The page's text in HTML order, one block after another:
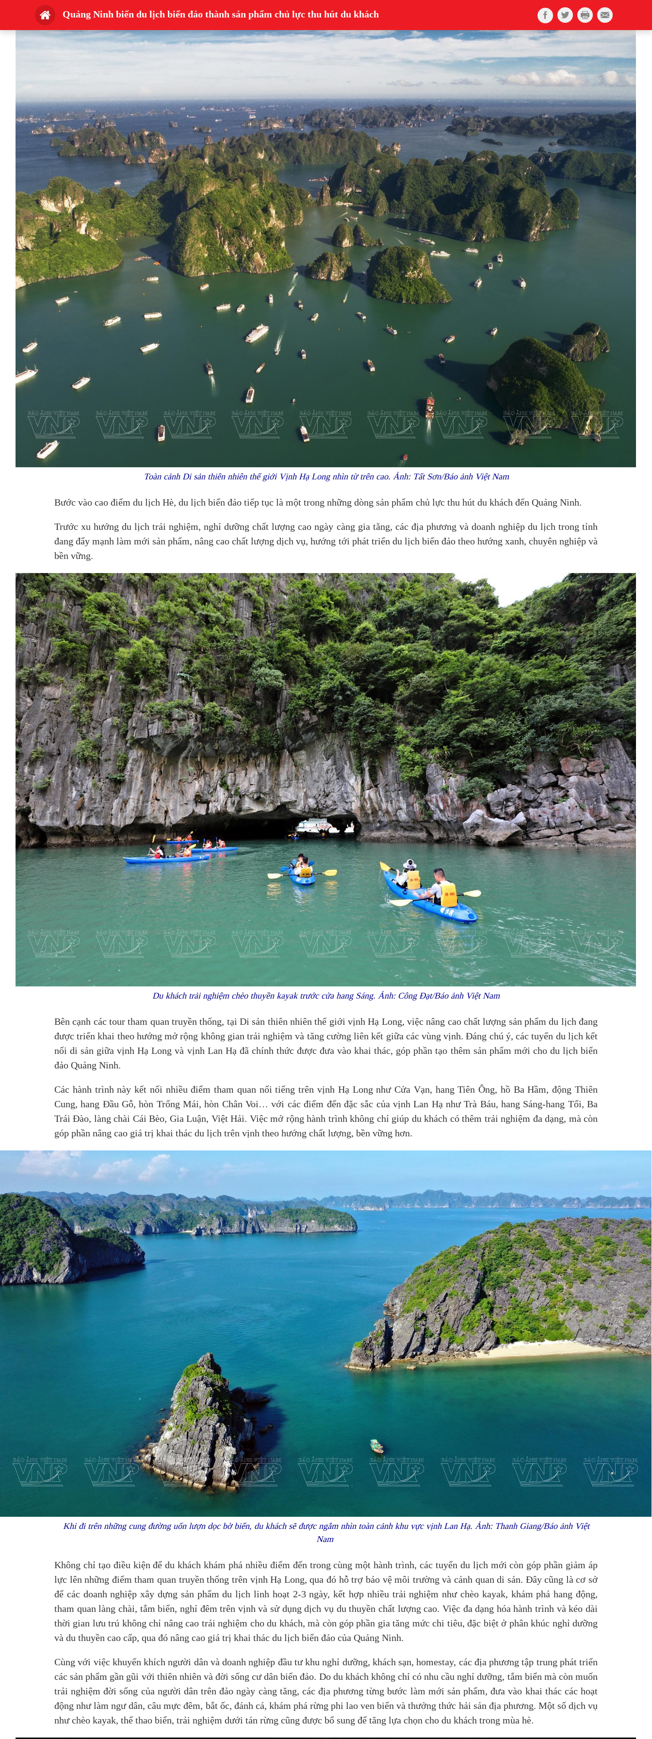
Quảng Ninh biến du lịch biển đảo thành sản phẩm chủ lực thu hút du khách
Toàn cảnh Di sản thiên nhiên thế giới Vịnh Hạ Long nhìn từ trên cao. Ảnh: Tất Sơn/Báo ảnh Việt Nam
Bước vào cao điểm du lịch Hè, du lịch biển đảo tiếp tục là một trong những dòng sản phẩm chủ lực thu hút du khách đến Quảng Ninh.
Trước xu hướng du lịch trải nghiệm, nghỉ dưỡng chất lượng cao ngày càng gia tăng, các địa phương và doanh nghiệp du lịch trong tỉnh
đang đẩy mạnh làm mới sản phẩm, nâng cao chất lượng dịch vụ, hướng tới phát triển du lịch biển đảo theo hướng xanh, chuyên nghiệp và
bền vững.
Du khách trải nghiệm chèo thuyền kayak trước cửa hang Sáng. Ảnh: Công Đạt/Báo ảnh Việt Nam
Bên cạnh các tour tham quan truyền thống, tại Di sản thiên nhiên thế giới vịnh Hạ Long, việc nâng cao chất lượng sản phẩm du lịch đang
được triển khai theo hướng mở rộng không gian trải nghiệm và tăng cường liên kết giữa các vùng vịnh. Đáng chú ý, các tuyến du lịch kết
nối di sản giữa vịnh Hạ Long và vịnh Lan Hạ đã chính thức được đưa vào khai thác, góp phần tạo thêm sản phẩm mới cho du lịch biển
đảo Quảng Ninh.
Các hành trình này kết nối nhiều điểm tham quan nổi tiếng trên vịnh Hạ Long như Cửa Vạn, hang Tiên Ông, hồ Ba Hầm, động Thiên
Cung, hang Đầu Gỗ, hòn Trống Mái, hòn Chân Voi… với các điểm đến đặc sắc của vịnh Lan Hạ như Trà Báu, hang Sáng-hang Tối, Ba
Trái Đào, làng chài Cái Bèo, Gia Luận, Việt Hải. Việc mở rộng hành trình không chỉ giúp du khách có thêm trải nghiệm đa dạng, mà còn
góp phần nâng cao giá trị khai thác du lịch trên vịnh theo hướng chất lượng, bền vững hơn.
Khi đi trên những cung đường uốn lượn dọc bờ biển, du khách sẽ được ngắm nhìn toàn cảnh khu vực vịnh Lan Hạ. Ảnh: Thanh Giang/Báo ảnh Việt
Nam
Không chỉ tạo điều kiện để du khách khám phá nhiều điểm đến trong cùng một hành trình, các tuyến du lịch mới còn góp phần giảm áp
lực lên những điểm tham quan truyền thống trên vịnh Hạ Long, qua đó hỗ trợ bảo vệ môi trường và cảnh quan di sản. Đây cũng là cơ sở
để các doanh nghiệp xây dựng sản phẩm du lịch linh hoạt 2-3 ngày, kết hợp nhiều trải nghiệm như chèo kayak, khám phá hang động,
tham quan làng chài, tắm biển, nghỉ đêm trên vịnh và sử dụng dịch vụ du thuyền chất lượng cao. Việc đa dạng hóa hành trình và kéo dài
thời gian lưu trú không chỉ nâng cao trải nghiệm cho du khách, mà còn góp phần gia tăng mức chi tiêu, đặc biệt ở phân khúc nghỉ dưỡng
và du thuyền cao cấp, qua đó nâng cao giá trị khai thác du lịch biển đảo của Quảng Ninh.
Cùng với việc khuyến khích người dân và doanh nghiệp đầu tư khu nghỉ dưỡng, khách sạn, homestay, các địa phương tập trung phát triển
các sản phẩm gần gũi với thiên nhiên và đời sống cư dân biển đảo. Do du khách không chỉ có nhu cầu nghỉ dưỡng, tắm biển mà còn muốn
trải nghiệm đời sống của người dân trên đảo ngày càng tăng, các địa phương từng bước làm mới sản phẩm, đưa vào khai thác các hoạt
động như làm ngư dân, câu mực đêm, bắt ốc, đánh cá, khám phá rừng phi lao ven biển và thưởng thức hải sản địa phương. Một số dịch vụ
như chèo kayak, thể thao biển, trải nghiệm dưới tán rừng cũng được bổ sung để tăng lựa chọn cho du khách trong mùa hè.